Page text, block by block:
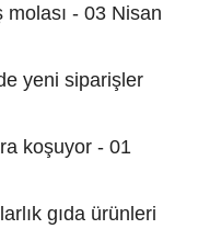
- 03 Nisan
yeni siparişler
koşuyor - 01
gıda ürünleri